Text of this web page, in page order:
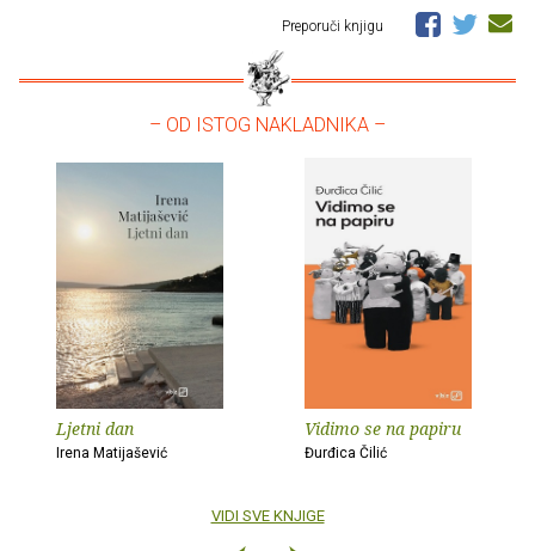
Preporuči knjigu
– OD ISTOG NAKLADNIKA –
Ljetni dan
Irena Matijašević
Vidimo se na papiru
Đurđica Čilić
VIDI SVE KNJIGE